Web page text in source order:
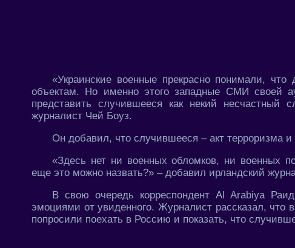
«Украинские военные прекрасно понимали,
объектам. Но именно этого западные СМИ своей
представить случившееся как некий несчастный
журналист Чей Боуз.
Он добавил, что случившееся – акт терроризма
«Здесь нет ни военных обломков, ни военных
еще это можно назвать?» – добавил ирландский
В свою очередь корреспондент Al Arabiya
эмоциями от увиденного. Журналист рассказал,
попросили поехать в Россию и показать, что